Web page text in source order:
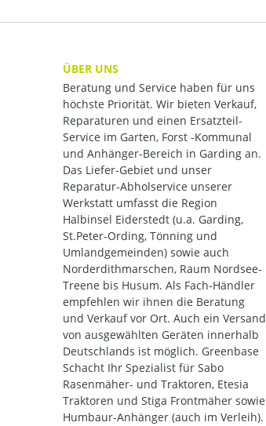
ÜBER UNS
Beratung und Service haben für uns
höchste Priorität. Wir bieten Verkauf,
Reparaturen und einen Ersatzteil-
Service im Garten, Forst -Kommunal
und Anhänger-Bereich in Garding an.
Das Liefer-Gebiet und unser
Reparatur-Abholservice unserer
Werkstatt umfasst die Region
Halbinsel Eiderstedt (u.a. Garding,
St.Peter-Ording, Tönning und
Umlandgemeinden) sowie auch
Norderdithmarschen, Raum Nordsee-
Treene bis Husum. Als Fach-Händler
empfehlen wir ihnen die Beratung
und Verkauf vor Ort. Auch ein Versand
von ausgewählten Geräten innerhalb
Deutschlands ist möglich. Greenbase
Schacht Ihr Spezialist für Sabo
Rasenmäher- und Traktoren, Etesia
Traktoren und Stiga Frontmäher sowie
Humbaur-Anhänger (auch im Verleih).